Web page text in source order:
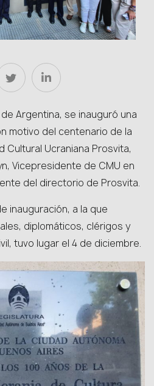
Argentina, se inauguró una
motivo del centenario de la
Cultural Ucraniana Prosvita,
Vicepresidente de CMU en
del directorio de Prosvita.
inauguración, a la que
diplomáticos, clérigos y
tuvo lugar el 4 de diciembre.